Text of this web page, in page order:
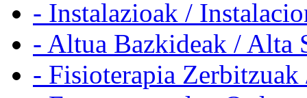
- Instalazioak /
- Altua Bazkideak / Alta
- Fisioterapia